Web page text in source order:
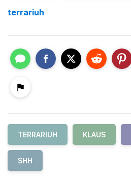
terrariuh
TERRARIUH KLAUS
SHH